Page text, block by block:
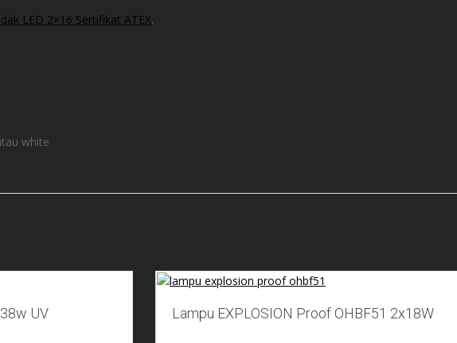
LED 2×16 Sertifikat ATEX.
white
UV Lampu EXPLOSION Proof OHBF51 2x18W